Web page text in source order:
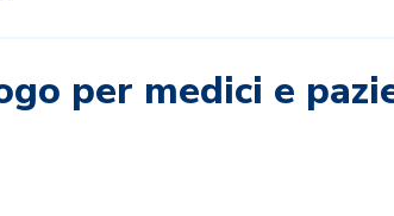
per medici e